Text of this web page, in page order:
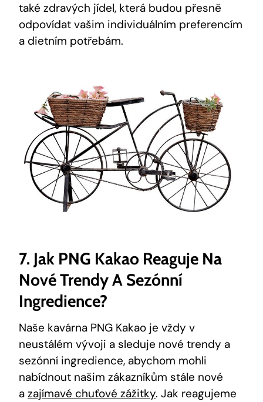
také ⁢zdravých jídel, ‌která budou přesně
odpovídat⁤ vašim individuálním preferencím
a dietním‌ potřebám.
7. Jak PNG ⁤Kakao‌ Reaguje ‌na ​
Nové Trendy A Sezónní ​
Ingredience?
Naše kavárna⁤ PNG Kakao je vždy v
neustálém vývoji a⁤ sleduje nové trendy a
sezónní ingredience, abychom mohli
‍nabídnout našim zákazníkům stále nové⁤
a zajímavé chuťové zážitky. Jak reagujeme